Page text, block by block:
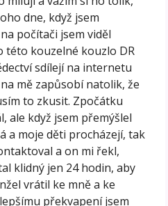
dne, když jsem
počítači jsem viděl
této kouzelné kouzlo DR
sdílejí na internetu
mě zapůsobí natolik, že
to zkusit. Zpočátku
ale když jsem přemýšlel
a moje děti procházejí, tak
a on mi řekl,
klidný jen 24 hodin, aby
vrátil ke mně a ke
překvapení jsem